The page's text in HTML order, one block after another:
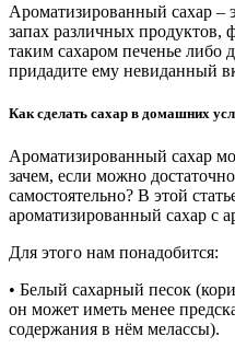
Ароматизированный сахар –
запах различных продуктов,
таким сахаром печенье либо
придадите ему невиданный
Как сделать сахар в домашних
Ароматизированный сахар
зачем, если можно
самостоятельно? В этой
ароматизированный сахар с
Для этого нам понадобится:
• Белый сахарный песок
он может иметь менее
содержания в нём мелассы).